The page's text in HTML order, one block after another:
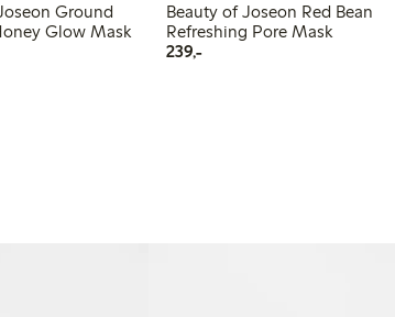
Ground
Glow Mask
Beauty of Joseon Red Bean
Refreshing Pore Mask
239,-239,00 kr